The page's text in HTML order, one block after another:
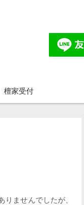
檀家受付
ませんでしたが、